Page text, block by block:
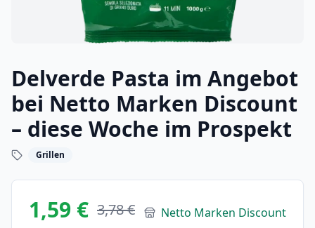
Delverde Pasta im Angebot
bei Netto Marken Discount
– diese Woche im Prospekt
Grillen
1,59 € 3,78 € Netto Marken Discount